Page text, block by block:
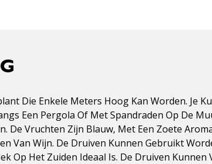
Die Enkele Meters Hoog Kan Worden. Je
Een Pergola Of Met Spandraden Op De
Vruchten Zijn Blauw, Met Een Zoete
Van Wijn. De Druiven Kunnen Gebruikt
Op Het Zuiden Ideaal Is. De Druiven Kunnen